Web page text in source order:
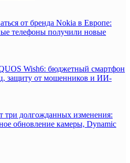
от бренда Nokia в Европе:
телефоны получили новые
Wish6: бюджетный смартфон
защиту от мошенников и ИИ-
три долгожданных изменения:
обновление камеры, Dynamic